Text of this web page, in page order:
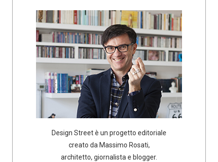
Design Street è un progetto editoriale
creato da Massimo Rosati,
architetto, giornalista e blogger.